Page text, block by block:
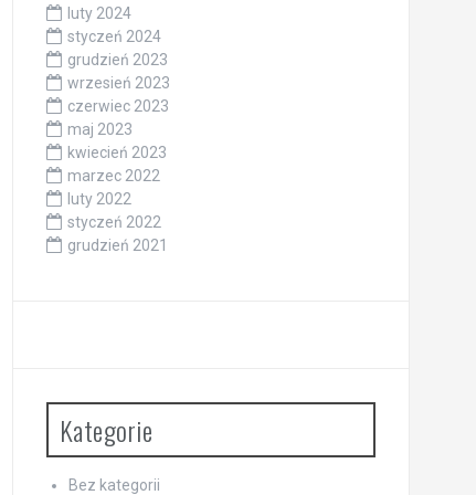
luty 2024
styczeń 2024
grudzień 2023
wrzesień 2023
czerwiec 2023
maj 2023
kwiecień 2023
marzec 2022
luty 2022
styczeń 2022
grudzień 2021
Kategorie
Bez kategorii